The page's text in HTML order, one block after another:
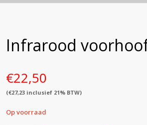
Infrarood
€22,50
(€27,23inclusief 21% BTW)
Op voorraad